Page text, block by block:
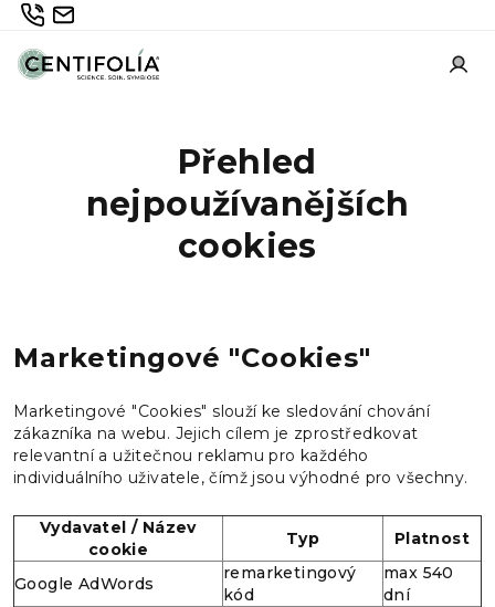
Prejsť
obsah
735 336 882
info@centifolia.cz
Přehled
nejpoužívanějších
cookies
Marketingové "Cookies"
Marketingové "Cookies" slouží ke sledování chování
zákazníka na webu. Jejich cílem je zprostředkovat
relevantní a užitečnou reklamu pro každého
individuálního uživatele, čímž jsou výhodné pro všechny.
Vydavatel / Název
cookie
Typ Platnost
Google AdWords
remarketingový
kód
max 540
dní